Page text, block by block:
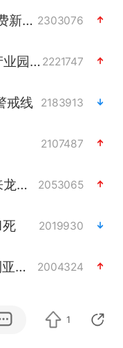
“电影+”如何激发千亿级消费新活力？ 2303076
全球首个长时储能一体化产业园量产 2221747
戒线 2183913
2107487
上海：台风白海豚或将带来龙卷风 2053065
2019930
中国女篮70-67险胜尼日利亚女篮 2004324
1